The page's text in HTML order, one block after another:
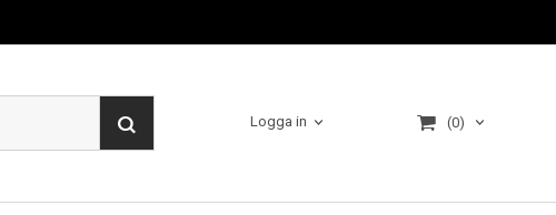
Logga in (0)